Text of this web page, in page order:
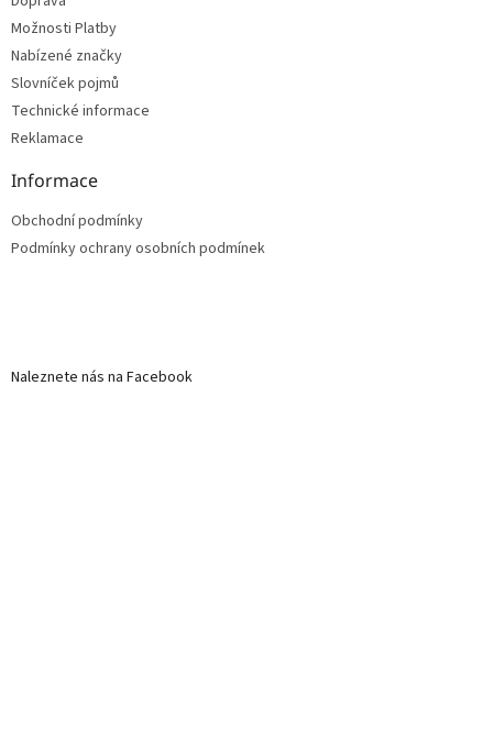
Možnosti Platby
Nabízené značky
Slovníček pojmů
Technické informace
Reklamace
Informace
Obchodní podmínky
Podmínky ochrany osobních podmínek
Naleznete nás na Facebook